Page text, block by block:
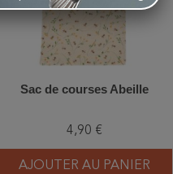
Sac de courses Abeille
4,90 €
AJOUTER AU PANIER